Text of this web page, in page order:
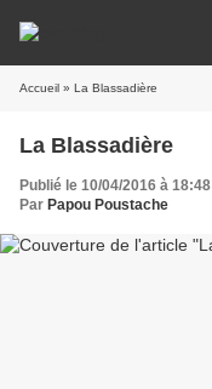
Accueil » La Blassadière
La Blassadière
Publié le 10/04/2016 à 18:48
Par Papou Poustache